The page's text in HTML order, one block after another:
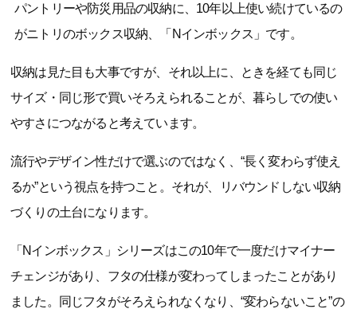
パントリーや防災用品の収納に、10年以上使い続けているの
がニトリのボックス収納、「Nインボックス」です。
収納は見た目も大事ですが、それ以上に、ときを経ても同じ
サイズ・同じ形で買いそろえられることが、暮らしでの使い
やすさにつながると考えています。
流行やデザイン性だけで選ぶのではなく、“長く変わらず使え
るか”という視点を持つこと。それが、リバウンドしない収納
づくりの土台になります。
「Nインボックス」シリーズはこの10年で一度だけマイナー
チェンジがあり、フタの仕様が変わってしまったことがあり
ました。同じフタがそろえられなくなり、“変わらないこと”の